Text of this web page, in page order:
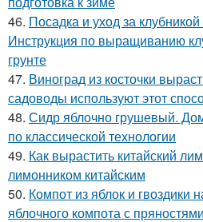
46. Посадка и уход за
Инструкция по выращиванию
грунте
47. Виноград из косточки
садоводы используют этот
48. Сидр яблочно грушевый.
по классической технологии
49. Как вырастить китайский
лимонником китайским
50. Компот из яблок и гвоздики
яблочного компота с